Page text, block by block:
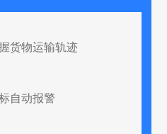
货物运输轨迹
自动报警